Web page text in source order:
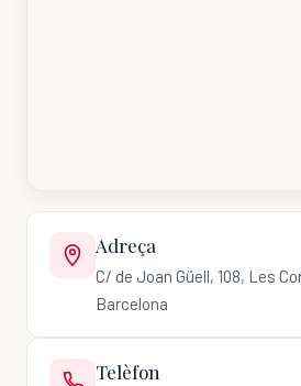
Adreça
C/ de Joan Güell, 108, Les
Barcelona
Telèfon